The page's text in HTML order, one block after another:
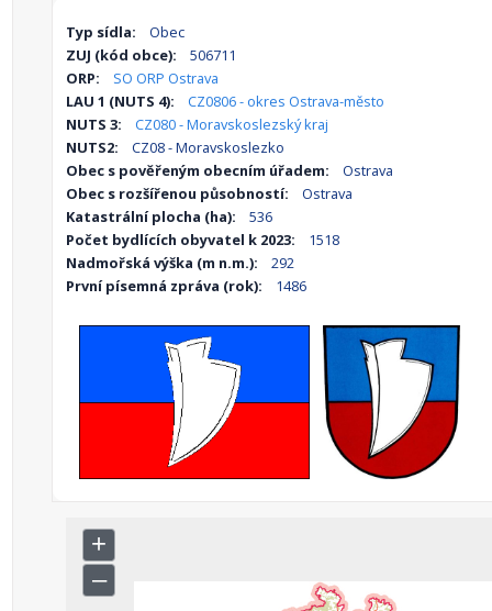
Typ sídla:
Obec
ZUJ (kód obce):
506711
ORP:
SO ORP Ostrava
LAU 1 (NUTS 4):
CZ0806 - okres Ostrava-město
NUTS 3:
CZ080 - Moravskoslezský kraj
NUTS2:
CZ08 - Moravskoslezko
Obec s pověřeným obecním úřadem:
Ostrava
Obec s rozšířenou působností:
Ostrava
Katastrální plocha (ha):
536
Počet bydlících obyvatel k 2023:
1518
Nadmořská výška (m n.m.):
292
První písemná zpráva (rok):
1486